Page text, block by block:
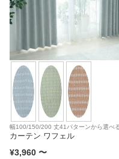
幅100/150/200 丈41パターンから選べ
カーテン ワフェル
¥3,960 〜